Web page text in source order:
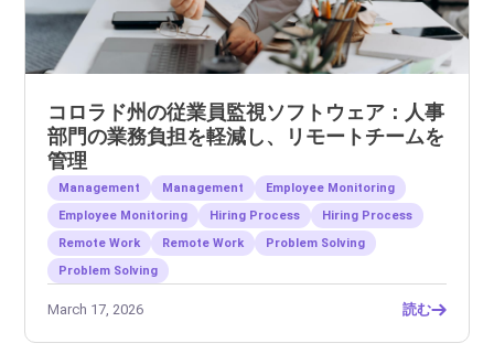
コロラド州の従業員監視ソフトウェア：人事
部門の業務負担を軽減し、リモートチームを
管理
Management Management
Employee Monitoring
Employee Monitoring
Hiring Process
Hiring Process
Remote Work
Remote Work
Problem Solving
Problem Solving
March 17, 2026 読む